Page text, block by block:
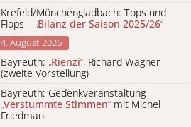
Krefeld/Mönchengladbach: Tops und
Flops – „Bilanz der Saison 2025/26“
4. August 2026
Bayreuth: „Rienzi“, Richard Wagner
(zweite Vorstellung)
Bayreuth: Gedenkveranstaltung
„Verstummte Stimmen“ mit Michel
Friedman